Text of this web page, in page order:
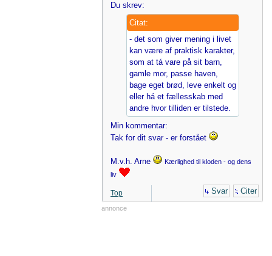
Du skrev:
Citat:
- det som giver mening i livet
kan være af praktisk karakter,
som at tá vare på sit barn,
gamle mor, passe haven,
bage eget brød, leve enkelt og
eller há et fællesskab med
andre hvor tilliden er tilstede.
Min kommentar:
Tak for dit svar - er forstået
M.v.h. Arne
Kærlighed til kloden - og dens
liv
Top Svar Citer
annonce